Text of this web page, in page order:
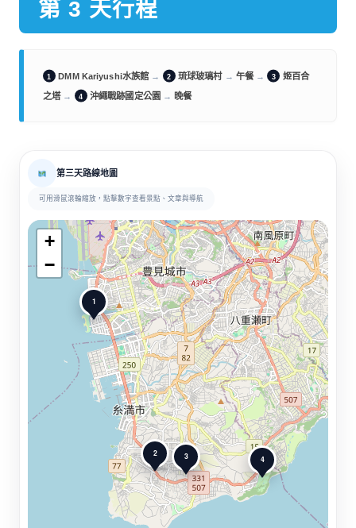
第 3 天行程
1 DMM Kariyushi水族館 → 2 琉球玻璃村 → 午餐 → 3 姬百合
之塔 → 4 沖繩戰跡國定公園 → 晚餐
第三天路線地圖
可用滑鼠滾輪縮放，點擊數字查看景點、文章與導航
1
2 3 4
+
−